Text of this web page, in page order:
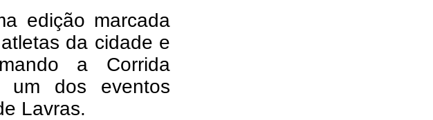
edição marcada
da cidade e
a Corrida
um dos eventos
Lavras.